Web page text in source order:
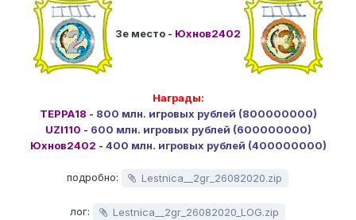
3е место - Юхнов2402
Награды:
ТЕРРА18 - 800 млн. игровых рублей (800000000)
UZI110 - 600 млн. игровых рублей (600000000)
Юхнов2402 - 400 млн. игровых рублей (400000000)
подробно: Lestnica__2gr_26082020.zip
лог: Lestnica__2gr_26082020_LOG.zip